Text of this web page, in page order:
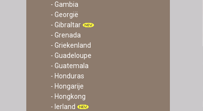
- Gambia
- Georgië
- Gibraltar
- Grenada
- Griekenland
- Guadeloupe
- Guatemala
- Honduras
- Hongarije
- Hongkong
- Ierland